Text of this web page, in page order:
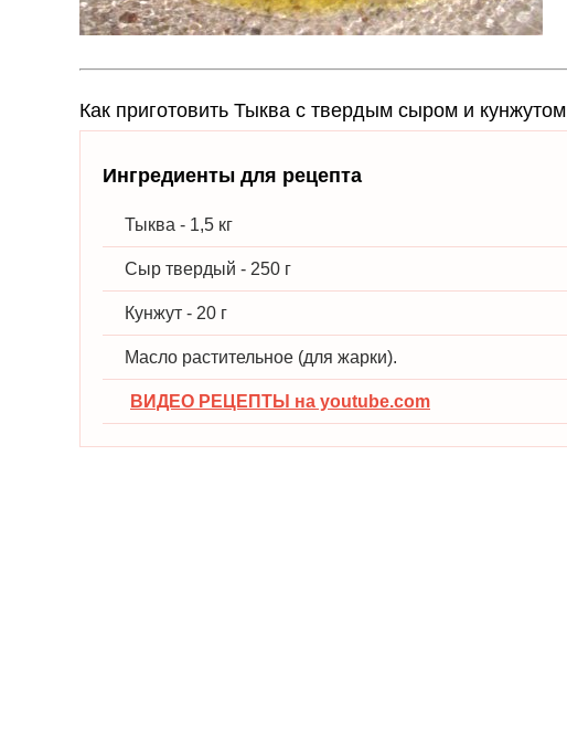
Как приготовить Тыква с твердым сыром и кунжутом
Ингредиенты для рецепта
Тыква - 1,5 кг
Сыр твердый - 250 г
Кунжут - 20 г
Масло растительное (для жарки).
ВИДЕО РЕЦЕПТЫ на youtube.com